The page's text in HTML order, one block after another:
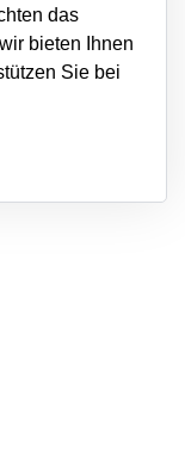
das
bieten Ihnen
Sie bei